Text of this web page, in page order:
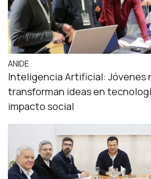
ANIDE
Inteligencia Artificial: Jóvenes
transforman ideas en
impacto social